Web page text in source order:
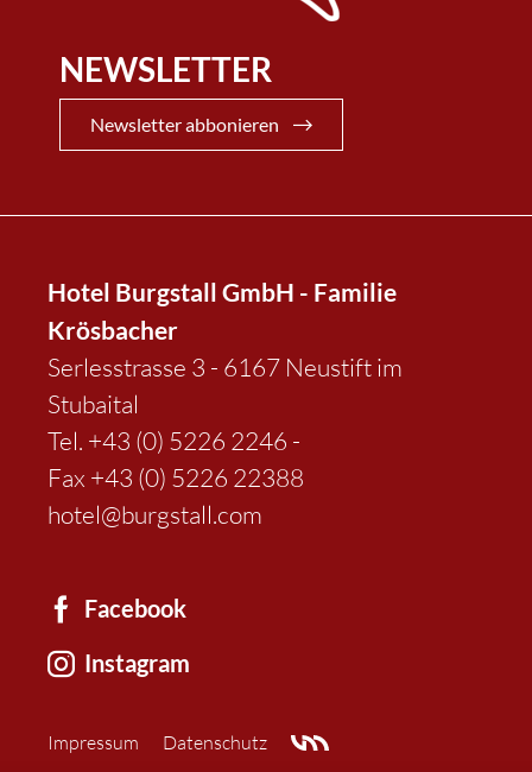
NEWSLETTER
Newsletter abbonieren
Hotel Burgstall GmbH - Familie
Krösbacher
Serlesstrasse 3 - 6167 Neustift im
Stubaital
Tel. +43 (0) 5226 2246 -
Fax +43 (0) 5226 22388
hotel@burgstall.com
Facebook
Instagram
Impressum Datenschutz